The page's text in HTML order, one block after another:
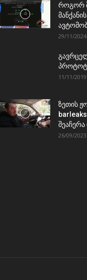
როგორ
29/11/2024
11/11/2019
ზეთის
26/09/2023